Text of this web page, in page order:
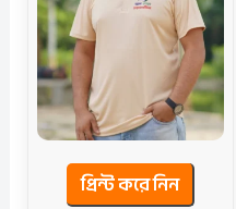
প্রিন্ট করে নিন